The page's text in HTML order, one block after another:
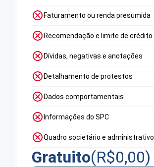
Faturamento ou renda presumida
Recomendação e limite de crédito
Dívidas, negativas e anotações
Detalhamento de protestos
Dados comportamentais
Informações do SPC
Quadro societário e administrativo
Gratuito(R$0,00)